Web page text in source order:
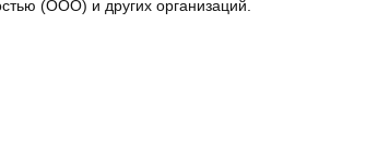
(ООО) и других организаций.